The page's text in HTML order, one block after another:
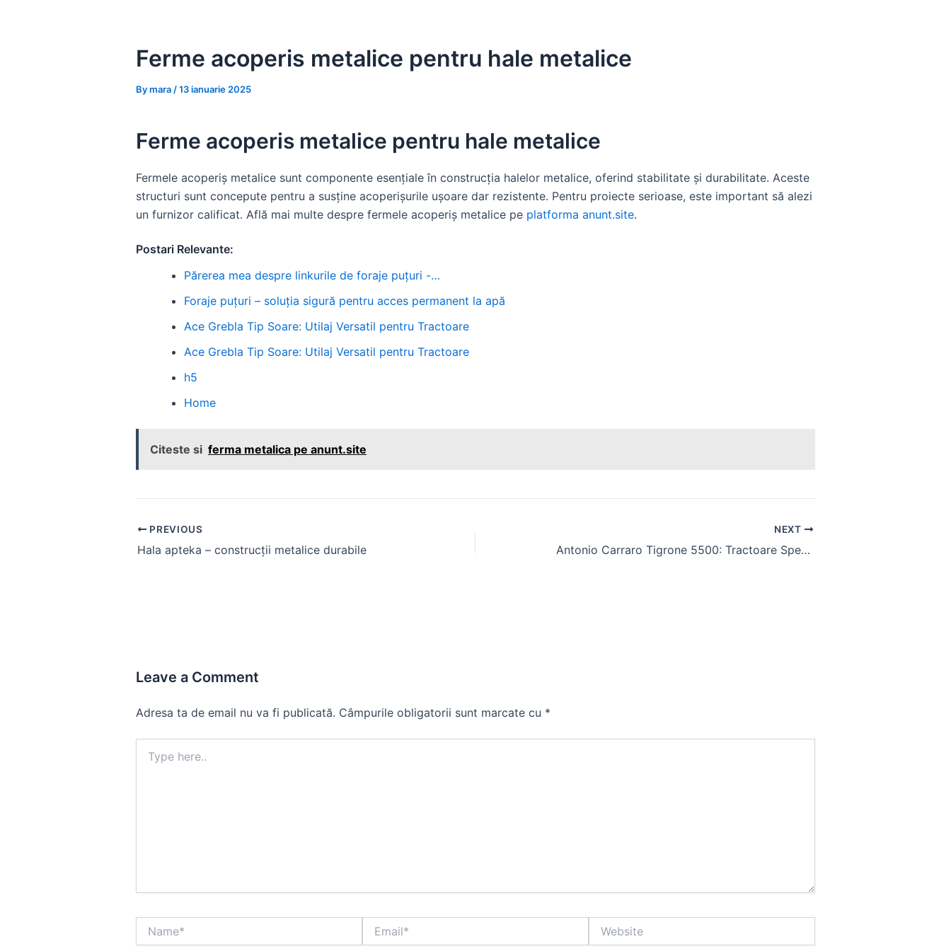
Ferme acoperis metalice pentru hale metalice
Bymara /13 ianuarie 2025
Ferme acoperis metalice pentru hale metalice
Fermele acoperiş metalice sunt componente esențiale în construcția halelor metalice, oferind stabilitate și durabilitate. Aceste
structuri sunt concepute pentru a susține acoperișurile ușoare dar rezistente. Pentru proiecte serioase, este important să alezi
un furnizor calificat. Află mai multe despre fermele acoperiş metalice pe platforma anunt.site.
Postari Relevante:
Părerea mea despre linkurile de foraje puțuri -…
Foraje puțuri – soluția sigură pentru acces permanent la apă
Ace Grebla Tip Soare: Utilaj Versatil pentru Tractoare
Ace Grebla Tip Soare: Utilaj Versatil pentru Tractoare
h5
Home
Citeste si ferma metalica pe anunt.site
Post
navigation
PREVIOUS
Hala apteka – construcții metalice durabile
NEXT
Antonio Carraro Tigrone 5500: Tractoare Specializate pentru Teren Dificil
Leave a Comment
Adresa ta de email nu va fi publicată. Câmpurile obligatorii sunt marcate cu *
here..